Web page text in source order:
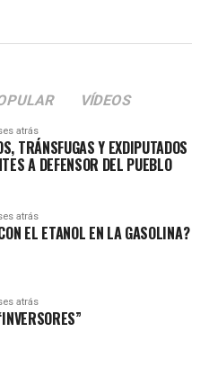
VÍDEOS
atrás
TRÁNSFUGAS Y EXDIPUTADOS
A DEFENSOR DEL PUEBLO
atrás
EL ETANOL EN LA GASOLINA?
atrás